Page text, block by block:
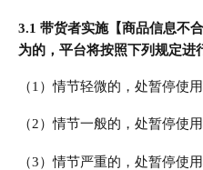
3.1 带货者实施【商品信息不
为的，平台将按照下列规定进
（1）情节轻微的，处暂停使
（2）情节一般的，处暂停使
（3）情节严重的，处暂停使